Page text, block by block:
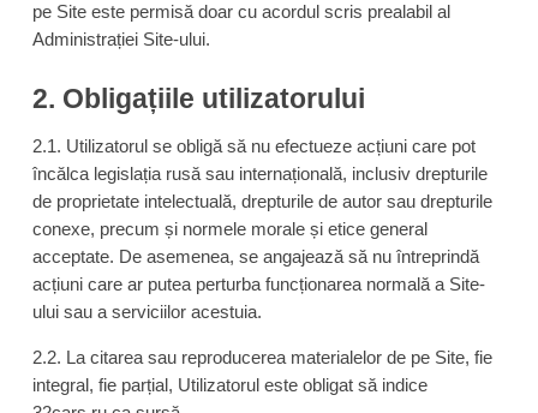
pe Site este permisă doar cu acordul scris prealabil al
Administrației Site-ului.
2. Obligațiile utilizatorului
2.1. Utilizatorul se obligă să nu efectueze acțiuni care pot
încălca legislația rusă sau internațională, inclusiv drepturile
de proprietate intelectuală, drepturile de autor sau drepturile
conexe, precum și normele morale și etice general
acceptate. De asemenea, se angajează să nu întreprindă
acțiuni care ar putea perturba funcționarea normală a Site-
ului sau a serviciilor acestuia.
2.2. La citarea sau reproducerea materialelor de pe Site, fie
integral, fie parțial, Utilizatorul este obligat să indice